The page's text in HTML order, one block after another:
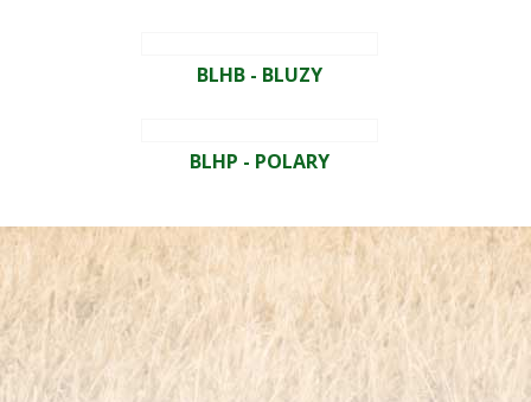
BLHB - BLUZY
BLHP - POLARY